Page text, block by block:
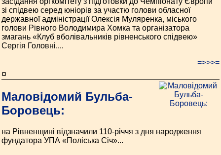
зі спідвею серед юніорів за участю голови обласної
державної адміністрації Олексія Муляренка, міського
голови Рівного Володимира Хомка та організатора
змагань «Клуб вболівальників рівненського спідвею»
Сергія Головні....
=>>>=
¤
Маловідомий Бульба-
Боровець:
на Рівненщині відзначили 110-річчя з дня народження
фундатора УПА «Поліська Січ»...